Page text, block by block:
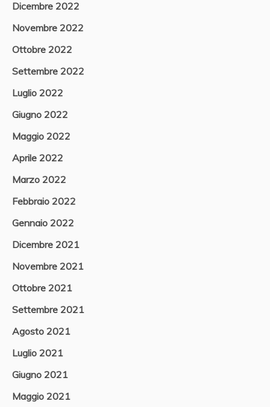
Dicembre 2022
Novembre 2022
Ottobre 2022
Settembre 2022
Luglio 2022
Giugno 2022
Maggio 2022
Aprile 2022
Marzo 2022
Febbraio 2022
Gennaio 2022
Dicembre 2021
Novembre 2021
Ottobre 2021
Settembre 2021
Agosto 2021
Luglio 2021
Giugno 2021
Maggio 2021